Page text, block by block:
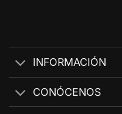
INFORMACIÓN
CONÓCENOS